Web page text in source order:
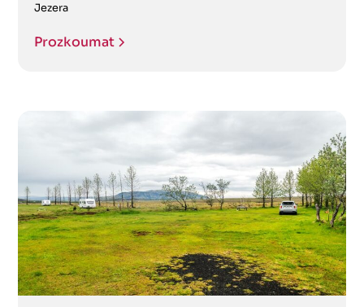
Jezera
Prozkoumat